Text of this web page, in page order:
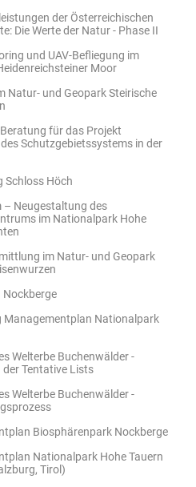
der Österreichischen
Die Werte der Natur - Phase II
und UAV-Befliegung im
Moor
Natur- und Geopark Steirische
für das Projekt
Schutzgebietssystems in der
Schloss Höch
– Neugestaltung des
im Nationalpark Hohe
im Natur- und Geopark
Managementplan Nationalpark
Welterbe Buchenwälder -
der Tentative Lists
Welterbe Buchenwälder -
Biosphärenpark Nockberge
Nationalpark Hohe Tauern
Tirol)